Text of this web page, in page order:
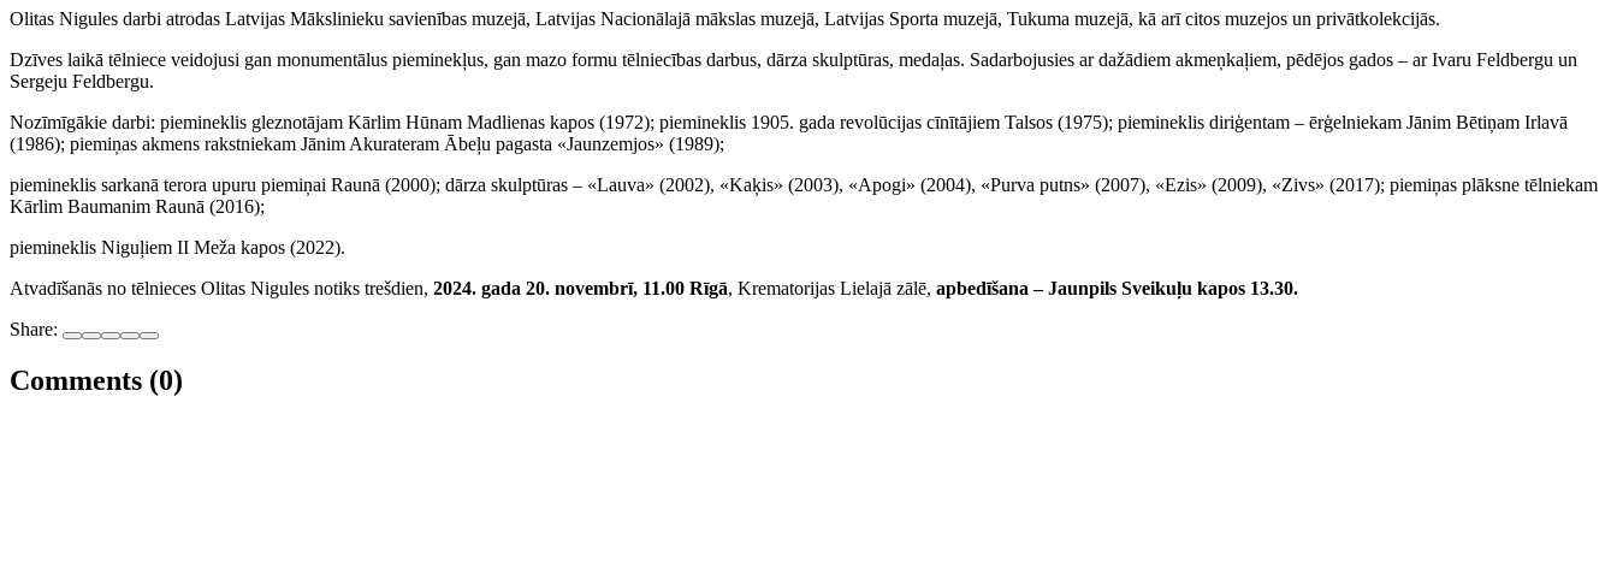
Olitas Nigules darbi atrodas Latvijas Mākslinieku savienības muzejā, Latvijas Nacionālajā mākslas muzejā, Latvijas Sporta muzejā, Tukuma muzejā, kā arī citos muzejos un privātkolekcijās.
Dzīves laikā tēlniece veidojusi gan monumentālus pieminekļus, gan mazo formu tēlniecības darbus, dārza skulptūras, medaļas. Sadarbojusies ar dažādiem akmeņkaļiem, pēdējos gados – ar Ivaru Feldbergu un
Sergeju Feldbergu.
Nozīmīgākie darbi: piemineklis gleznotājam Kārlim Hūnam Madlienas kapos (1972); piemineklis 1905. gada revolūcijas cīnītājiem Talsos (1975); piemineklis diriģentam – ērģelniekam Jānim Bētiņam Irlavā
(1986); piemiņas akmens rakstniekam Jānim Akurateram Ābeļu pagasta «Jaunzemjos» (1989);
piemineklis sarkanā terora upuru piemiņai Raunā (2000); dārza skulptūras – «Lauva» (2002), «Kaķis» (2003), «Apogi» (2004), «Purva putns» (2007), «Ezis» (2009), «Zivs» (2017); piemiņas plāksne tēlniekam
Kārlim Baumanim Raunā (2016);
piemineklis Niguļiem II Meža kapos (2022).
Atvadīšanās no tēlnieces Olitas Nigules notiks trešdien, 2024. gada 20. novembrī, 11.00 Rīgā, Krematorijas Lielajā zālē, apbedīšana – Jaunpils Sveikuļu kapos 13.30.
Share:
Comments (0)